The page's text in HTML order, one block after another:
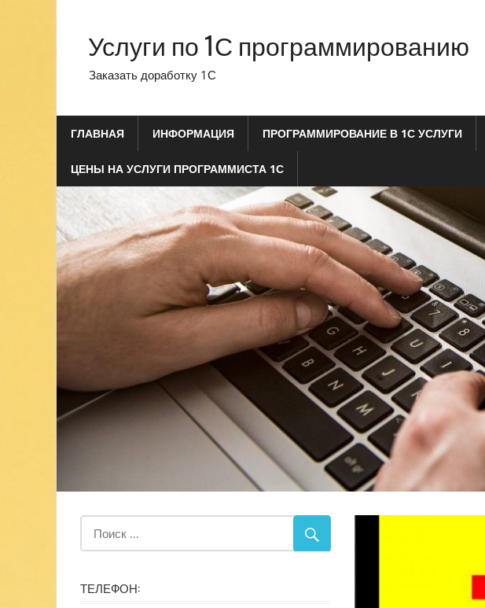
содержимому
Услуги по 1С программированию
Заказать доработку 1С
ГЛАВНАЯ ИНФОРМАЦИЯ ПРОГРАММИРОВАНИЕ В 1С УСЛУГИ
ЦЕНЫ НА УСЛУГИ ПРОГРАММИСТА 1С
ТЕЛЕФОН: